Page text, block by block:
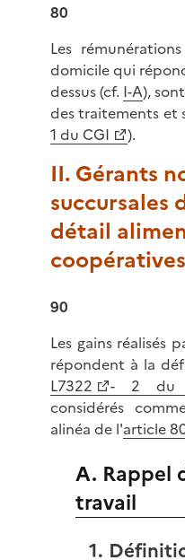
80
Les
domicile qui
dessus (cf. I-A),
des traitements et
1 du CGI
).
II. Gérants
succursales
détail
90
Les gains réalisés
répondent à la
L7322
- 2 du
considérés
alinéa de l'article
A. Rappel
travail
1.